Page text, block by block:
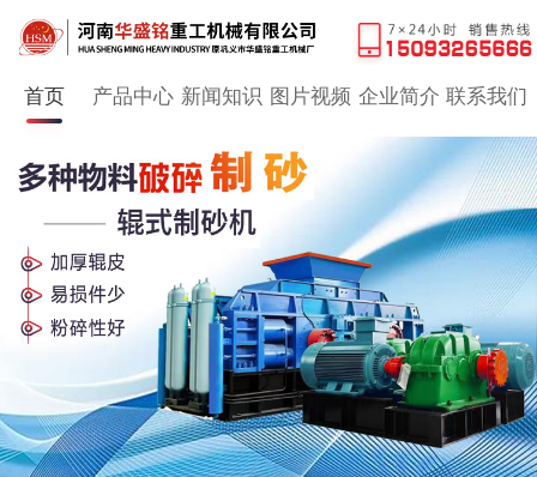
首页 产品中心 新闻知识 图片视频 企业简介 联系我们